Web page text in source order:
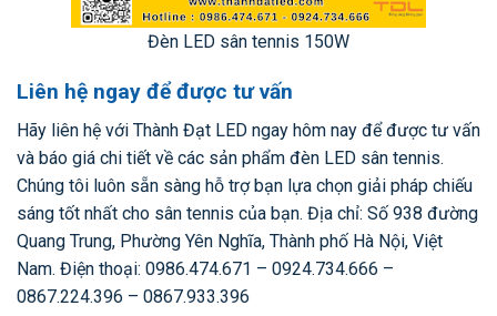
Đèn LED sân tennis 150W
Liên hệ ngay để được tư vấn
Hãy liên hệ với Thành Đạt LED ngay hôm nay để được tư vấn
và báo giá chi tiết về các sản phẩm đèn LED sân tennis.
Chúng tôi luôn sẵn sàng hỗ trợ bạn lựa chọn giải pháp chiếu
sáng tốt nhất cho sân tennis của bạn. Địa chỉ: Số 938 đường
Quang Trung, Phường Yên Nghĩa, Thành phố Hà Nội, Việt
Nam. Điện thoại: 0986.474.671 – 0924.734.666 –
0867.224.396 – 0867.933.396